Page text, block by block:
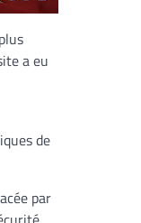
a eu
de
par